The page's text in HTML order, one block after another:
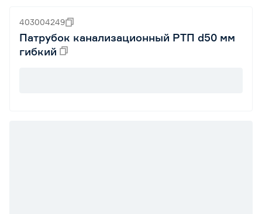
403004249
Патрубок канализационный РТП d50 мм
гибкий